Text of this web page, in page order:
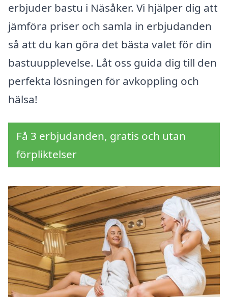
erbjuder bastu i Näsåker. Vi hjälper dig att
jämföra priser och samla in erbjudanden
så att du kan göra det bästa valet för din
bastuupplevelse. Låt oss guida dig till den
perfekta lösningen för avkoppling och
hälsa!
Få 3 erbjudanden, gratis och utan
förpliktelser